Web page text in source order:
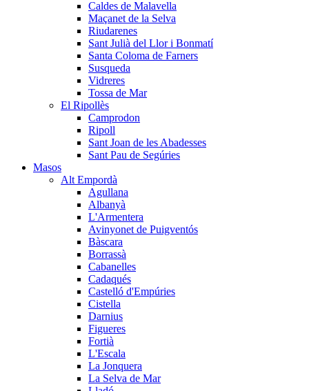
Caldes de Malavella
Maçanet de la Selva
Riudarenes
Sant Julià del Llor i Bonmatí
Santa Coloma de Farners
Susqueda
Vidreres
Tossa de Mar
El Ripollès
Camprodon
Ripoll
Sant Joan de les Abadesses
Sant Pau de Segúries
Masos
Alt Empordà
Agullana
Albanyà
L'Armentera
Avinyonet de Puigventós
Bàscara
Borrassà
Cabanelles
Cadaqués
Castelló d'Empúries
Cistella
Darnius
Figueres
Fortià
L'Escala
La Jonquera
La Selva de Mar